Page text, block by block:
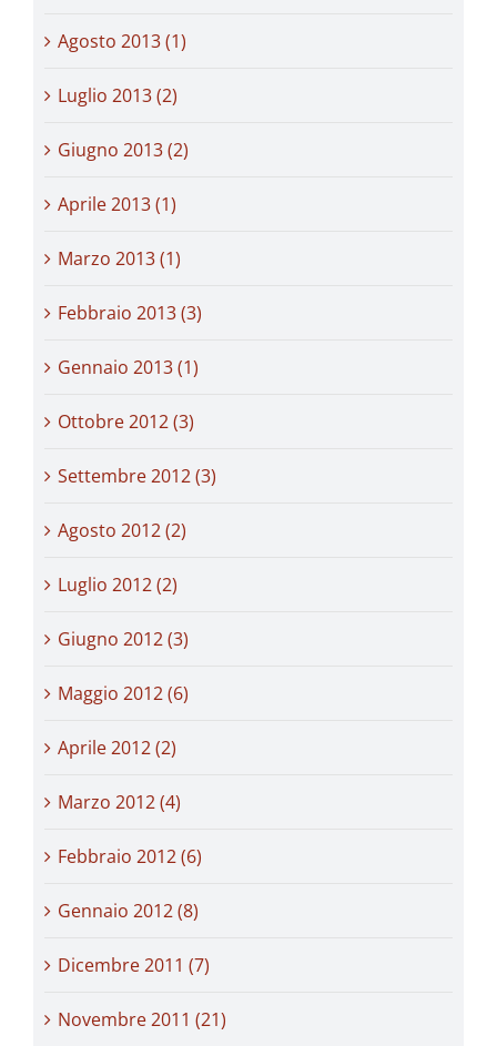
Agosto 2013 (1)
Luglio 2013 (2)
Giugno 2013 (2)
Aprile 2013 (1)
Marzo 2013 (1)
Febbraio 2013 (3)
Gennaio 2013 (1)
Ottobre 2012 (3)
Settembre 2012 (3)
Agosto 2012 (2)
Luglio 2012 (2)
Giugno 2012 (3)
Maggio 2012 (6)
Aprile 2012 (2)
Marzo 2012 (4)
Febbraio 2012 (6)
Gennaio 2012 (8)
Dicembre 2011 (7)
Novembre 2011 (21)